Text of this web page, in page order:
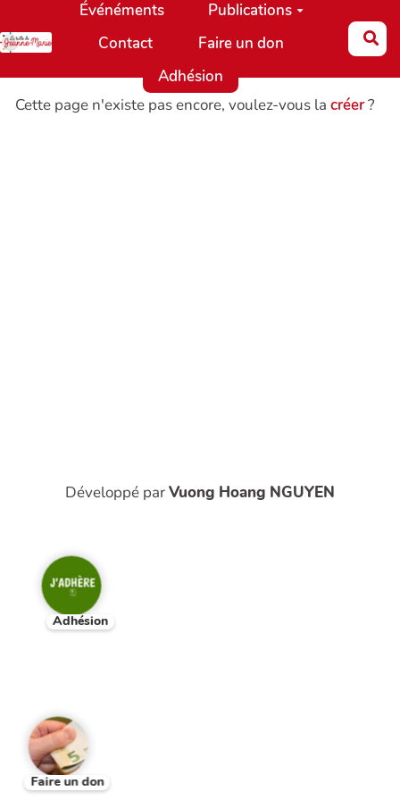
Aller au contenu principal
Événéments
Publications
Contact
Faire un don
Adhésion
Cette page n'existe pas encore, voulez-vous la créer?
Développé parVuong Hoang NGUYEN
Adhésion
Faire un don